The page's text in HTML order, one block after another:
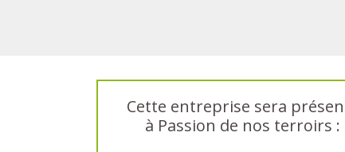
Cette entreprise sera
à Passion de nos terroirs :